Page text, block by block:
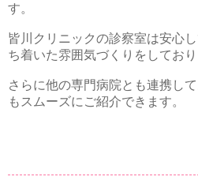
す。
皆川クリニックの診察室は安心
ち着いた雰囲気づくりをしており
さらに他の専門病院とも連携し
もスムーズにご紹介できます。